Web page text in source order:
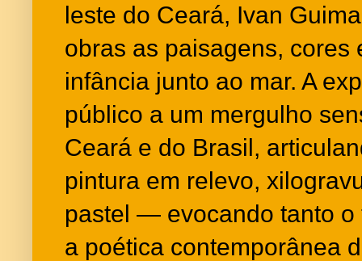
leste do Ceará, Ivan
obras as paisagens, cores
infância junto ao mar. A
público a um mergulho
Ceará e do Brasil,
pintura em relevo,
pastel — evocando tanto o
a poética contemporânea